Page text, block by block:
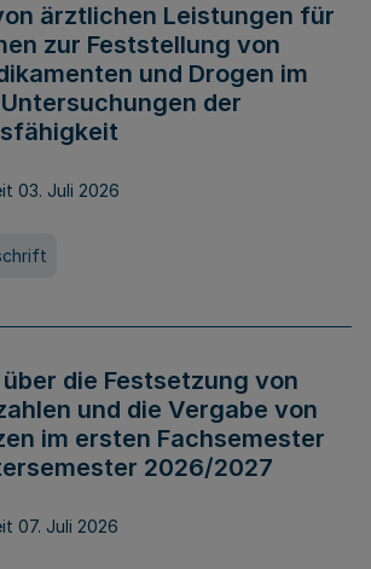
ärztlichen Leistungen für
zur Feststellung von
und Drogen im
der
03. Juli 2026
die Festsetzung von
und die Vergabe von
im ersten Fachsemester
2026/2027
07. Juli 2026